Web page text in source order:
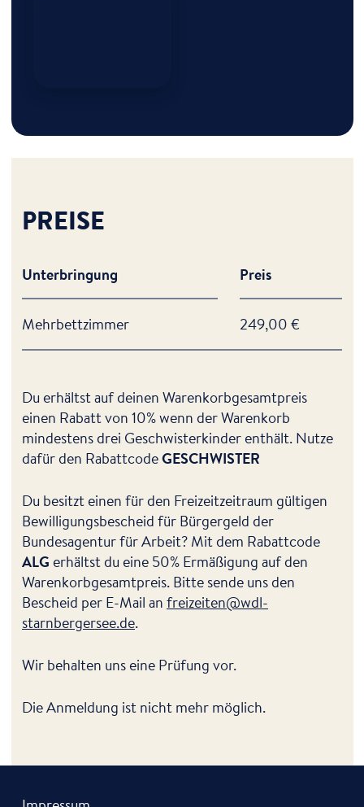
PREISE
Unterbringung Preis
Mehrbettzimmer 249,00 €
Du erhältst auf deinen Warenkorbgesamtpreis
einen Rabatt von 10% wenn der Warenkorb
mindestens drei Geschwisterkinder enthält. Nutze
dafür den RabattcodeGESCHWISTER
Du besitzt einen für den Freizeitzeitraum gültigen
Bewilligungsbescheid für Bürgergeld der
Bundesagentur für Arbeit? Mit dem Rabattcode
ALGerhältst du eine 50% Ermäßigung auf den
Warenkorbgesamtpreis. Bitte sende uns den
Bescheid per E-Mail anfreizeiten@wdl-
starnbergersee.de.
Wir behalten uns eine Prüfung vor.
Die Anmeldung ist nicht mehr möglich.